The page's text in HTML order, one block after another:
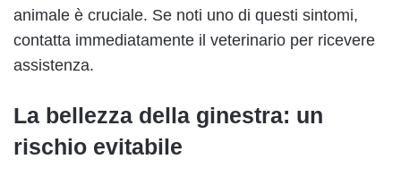
animale è cruciale. Se noti uno di questi sintomi,
contatta immediatamente il veterinario per ricevere
assistenza.
La bellezza della ginestra: un
rischio evitabile